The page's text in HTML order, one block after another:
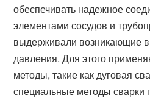
обеспечивать надежное
элементами сосудов и
выдерживали возникающие
давления. Для этого
методы, такие как дуговая
специальные методы